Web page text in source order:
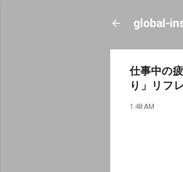
global-
仕事中の
り」リフ
1:48 AM